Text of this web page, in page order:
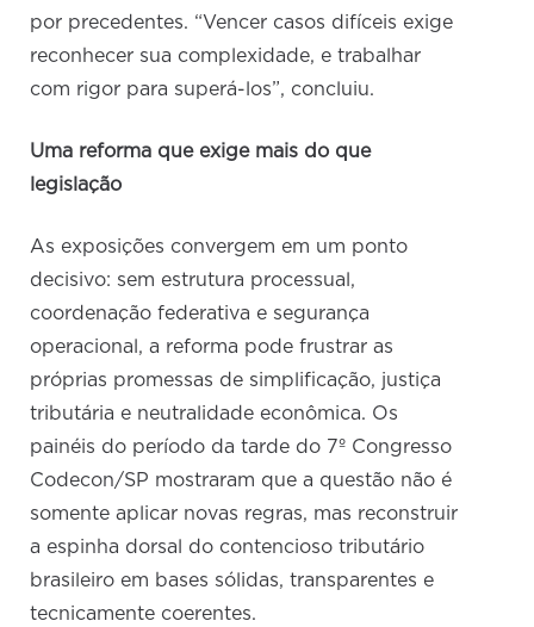
por precedentes. “Vencer casos difíceis exige
reconhecer sua complexidade, e trabalhar
com rigor para superá-los”, concluiu.
Uma reforma que exige mais do que
legislação
As exposições convergem em um ponto
decisivo: sem estrutura processual,
coordenação federativa e segurança
operacional, a reforma pode frustrar as
próprias promessas de simplificação, justiça
tributária e neutralidade econômica. Os
painéis do período da tarde do 7º Congresso
Codecon/SP mostraram que a questão não é
somente aplicar novas regras, mas reconstruir
a espinha dorsal do contencioso tributário
brasileiro em bases sólidas, transparentes e
tecnicamente coerentes.